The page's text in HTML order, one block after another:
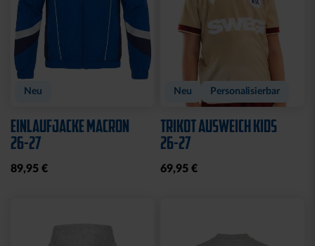
Neu
EINLAUFJACKE MACRON
26-27
89,95 €
Neu Personalisierbar
TRIKOT AUSWEICH KIDS
26-27
69,95 €